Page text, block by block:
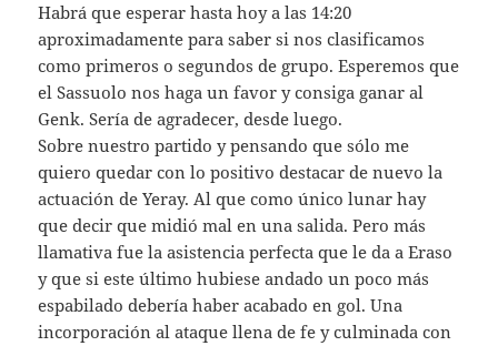
Habrá que esperar hasta hoy a las 14:20
aproximadamente para saber si nos clasificamos
como primeros o segundos de grupo. Esperemos que
el Sassuolo nos haga un favor y consiga ganar al
Genk. Sería de agradecer, desde luego.
Sobre nuestro partido y pensando que sólo me
quiero quedar con lo positivo destacar de nuevo la
actuación de Yeray. Al que como único lunar hay
que decir que midió mal en una salida. Pero más
llamativa fue la asistencia perfecta que le da a Eraso
y que si este último hubiese andado un poco más
espabilado debería haber acabado en gol. Una
incorporación al ataque llena de fe y culminada con